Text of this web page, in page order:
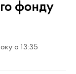
фонду
о 13:35